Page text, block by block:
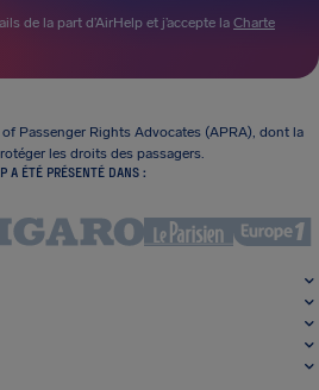
de la part d’AirHelp et j’accepte la Charte
Passenger Rights Advocates (APRA), dont la
les droits des passagers.
A ÉTÉ PRÉSENTÉ DANS :